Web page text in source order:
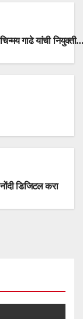
चिन्मय गाढे यांची नियुक्ती…
डिजिटल करा